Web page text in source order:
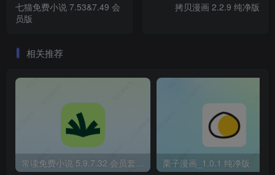
七猫免费小说 7.53&7.49 会
员版
拷贝漫画 2.2.9 纯净版
相关推荐
常读免费小说 5.9.7.32 会员套件版 栗子漫画_1.0.1 纯净版